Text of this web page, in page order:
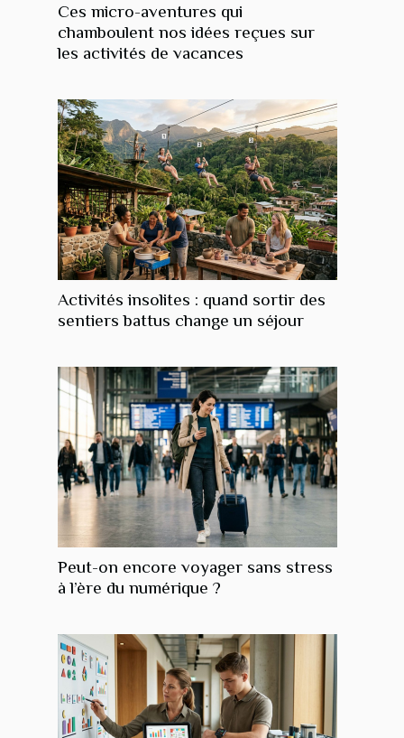
Ces micro-aventures qui
chamboulent nos idées reçues sur
les activités de vacances
Activités insolites : quand sortir des
sentiers battus change un séjour
Peut-on encore voyager sans stress
à l’ère du numérique ?